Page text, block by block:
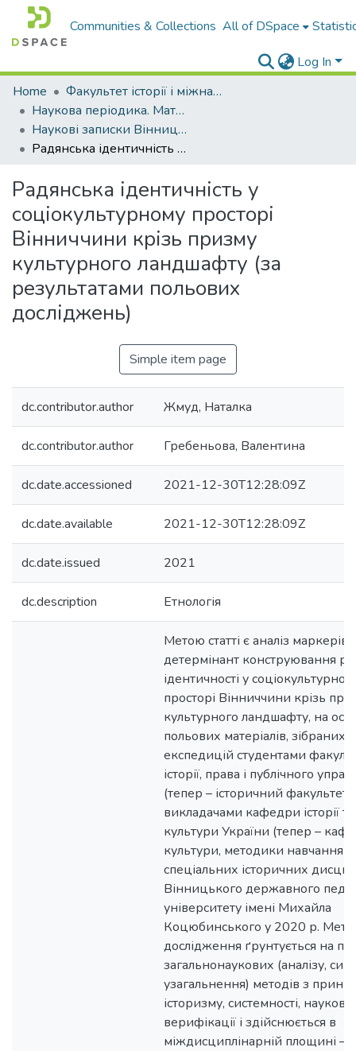
Communities & Collections All of DSpace
Log In
Home
Факультет історії і міжнародних відносин
Наукова періодика. Матеріали конференцій
Наукові записки Вінницького державного педагогічного університету імені Михайла Коцюбинського. Серія: Історія
Радянська ідентичність у соціокультурному просторі Вінниччини крізь призму культурного ландшафту (за результатами польових досліджень)
Радянська ідентичність у
соціокультурному просторі
Вінниччини крізь призму
культурного ландшафту (за
результатами польових
досліджень)
Simple item page
dc.contributor.author Жмуд, Наталка
dc.contributor.author Гребеньова, Валентина
dc.date.accessioned 2021-12-30T12:28:09Z
dc.date.available 2021-12-30T12:28:09Z
dc.date.issued 2021
dc.description Етнологія
Метою статті є аналіз маркерів
детермінант конструювання
ідентичності у
просторі Вінниччини крізь
культурного ландшафту, на
польових матеріалів, зібраних
експедицій студентами
історії, права і публічного
(тепер – історичний факультет)
викладачами кафедри історії та
культури України (тепер –
культури, методики навчання
спеціальних історичних
Вінницького державного
університету імені Михайла
Коцюбинського у 2020 р.
дослідження ґрунтується на
загальнонаукових (аналізу,
узагальнення) методів з
історизму, системності,
верифікації і здійснюється в
міждисциплінарній площині – у